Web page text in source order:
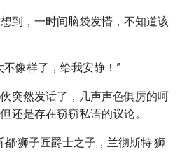
到，一时间脑袋发懵，不知道该
像样了，给我安静！”
突然发话了，几声声色俱厉的呵
还是存在窃窃私语的议论。
·狮子匠爵士之子，兰彻斯特·狮